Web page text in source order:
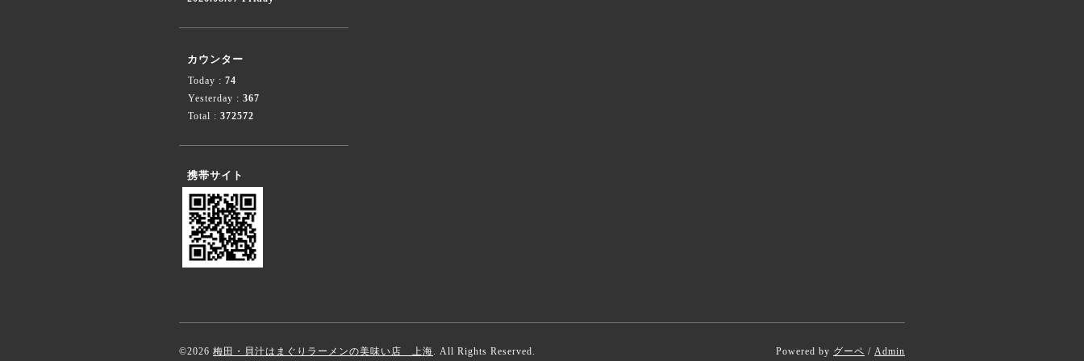
カウンター
Today : 74
Yesterday : 367
Total : 372572
携帯サイト
©2026 梅田・貝汁はまぐりラーメンの美味い店 上海. All Rights Reserved. Powered by グーペ / Admin